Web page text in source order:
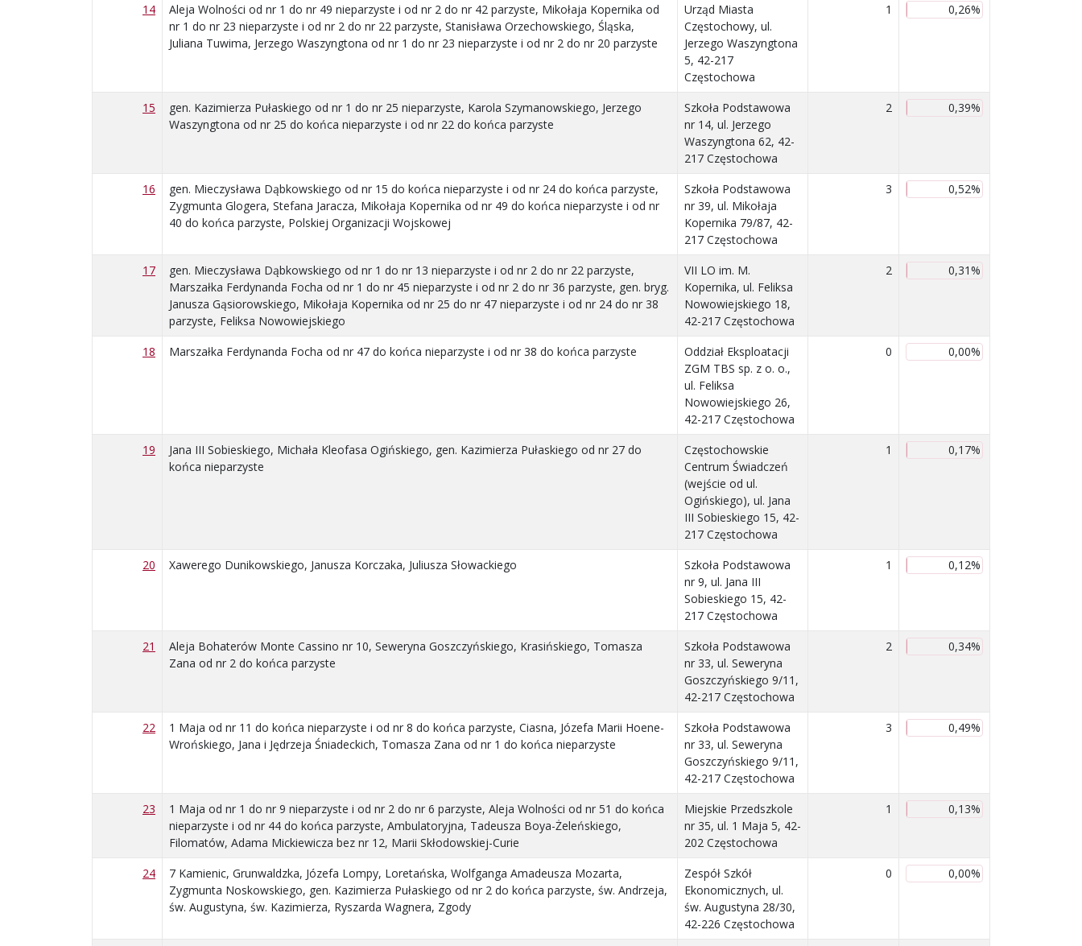
14
Aleja Wolności od nr 1 do nr 49 nieparzyste i od nr 2 do nr 42 parzyste, Mikołaja Kopernika od
nr 1 do nr 23 nieparzyste i od nr 2 do nr 22 parzyste, Stanisława Orzechowskiego, Śląska,
Juliana Tuwima, Jerzego Waszyngtona od nr 1 do nr 23 nieparzyste i od nr 2 do nr 20 parzyste
Urząd Miasta
Częstochowy, ul.
Jerzego Waszyngtona
5, 42-217
Częstochowa
1 0,26%
15
gen. Kazimierza Pułaskiego od nr 1 do nr 25 nieparzyste, Karola Szymanowskiego, Jerzego
Waszyngtona od nr 25 do końca nieparzyste i od nr 22 do końca parzyste
Szkoła Podstawowa
nr 14, ul. Jerzego
Waszyngtona 62, 42-
217 Częstochowa
2 0,39%
16
gen. Mieczysława Dąbkowskiego od nr 15 do końca nieparzyste i od nr 24 do końca parzyste,
Zygmunta Glogera, Stefana Jaracza, Mikołaja Kopernika od nr 49 do końca nieparzyste i od nr
40 do końca parzyste, Polskiej Organizacji Wojskowej
Szkoła Podstawowa
nr 39, ul. Mikołaja
Kopernika 79/87, 42-
217 Częstochowa
3 0,52%
17
gen. Mieczysława Dąbkowskiego od nr 1 do nr 13 nieparzyste i od nr 2 do nr 22 parzyste,
Marszałka Ferdynanda Focha od nr 1 do nr 45 nieparzyste i od nr 2 do nr 36 parzyste, gen. bryg.
Janusza Gąsiorowskiego, Mikołaja Kopernika od nr 25 do nr 47 nieparzyste i od nr 24 do nr 38
parzyste, Feliksa Nowowiejskiego
VII LO im. M.
Kopernika, ul. Feliksa
Nowowiejskiego 18,
42-217 Częstochowa
2 0,31%
18 Marszałka Ferdynanda Focha od nr 47 do końca nieparzyste i od nr 38 do końca parzyste
Oddział Eksploatacji
ZGM TBS sp. z o. o.,
ul. Feliksa
Nowowiejskiego 26,
42-217 Częstochowa
0 0,00%
19
Jana III Sobieskiego, Michała Kleofasa Ogińskiego, gen. Kazimierza Pułaskiego od nr 27 do
końca nieparzyste
Częstochowskie
Centrum Świadczeń
(wejście od ul.
Ogińskiego), ul. Jana
III Sobieskiego 15, 42-
217 Częstochowa
1 0,17%
20 Xawerego Dunikowskiego, Janusza Korczaka, Juliusza Słowackiego
Szkoła Podstawowa
nr 9, ul. Jana III
Sobieskiego 15, 42-
217 Częstochowa
1 0,12%
21
Aleja Bohaterów Monte Cassino nr 10, Seweryna Goszczyńskiego, Krasińskiego, Tomasza
Zana od nr 2 do końca parzyste
Szkoła Podstawowa
nr 33, ul. Seweryna
Goszczyńskiego 9/11,
42-217 Częstochowa
2 0,34%
22
1 Maja od nr 11 do końca nieparzyste i od nr 8 do końca parzyste, Ciasna, Józefa Marii Hoene-
Wrońskiego, Jana i Jędrzeja Śniadeckich, Tomasza Zana od nr 1 do końca nieparzyste
Szkoła Podstawowa
nr 33, ul. Seweryna
Goszczyńskiego 9/11,
42-217 Częstochowa
3 0,49%
23
1 Maja od nr 1 do nr 9 nieparzyste i od nr 2 do nr 6 parzyste, Aleja Wolności od nr 51 do końca
nieparzyste i od nr 44 do końca parzyste, Ambulatoryjna, Tadeusza Boya-Żeleńskiego,
Filomatów, Adama Mickiewicza bez nr 12, Marii Skłodowskiej-Curie
Miejskie Przedszkole
nr 35, ul. 1 Maja 5, 42-
202 Częstochowa
1 0,13%
24
7 Kamienic, Grunwaldzka, Józefa Lompy, Loretańska, Wolfganga Amadeusza Mozarta,
Zygmunta Noskowskiego, gen. Kazimierza Pułaskiego od nr 2 do końca parzyste, św. Andrzeja,
św. Augustyna, św. Kazimierza, Ryszarda Wagnera, Zgody
Zespół Szkół
Ekonomicznych, ul.
św. Augustyna 28/30,
42-226 Częstochowa
0 0,00%